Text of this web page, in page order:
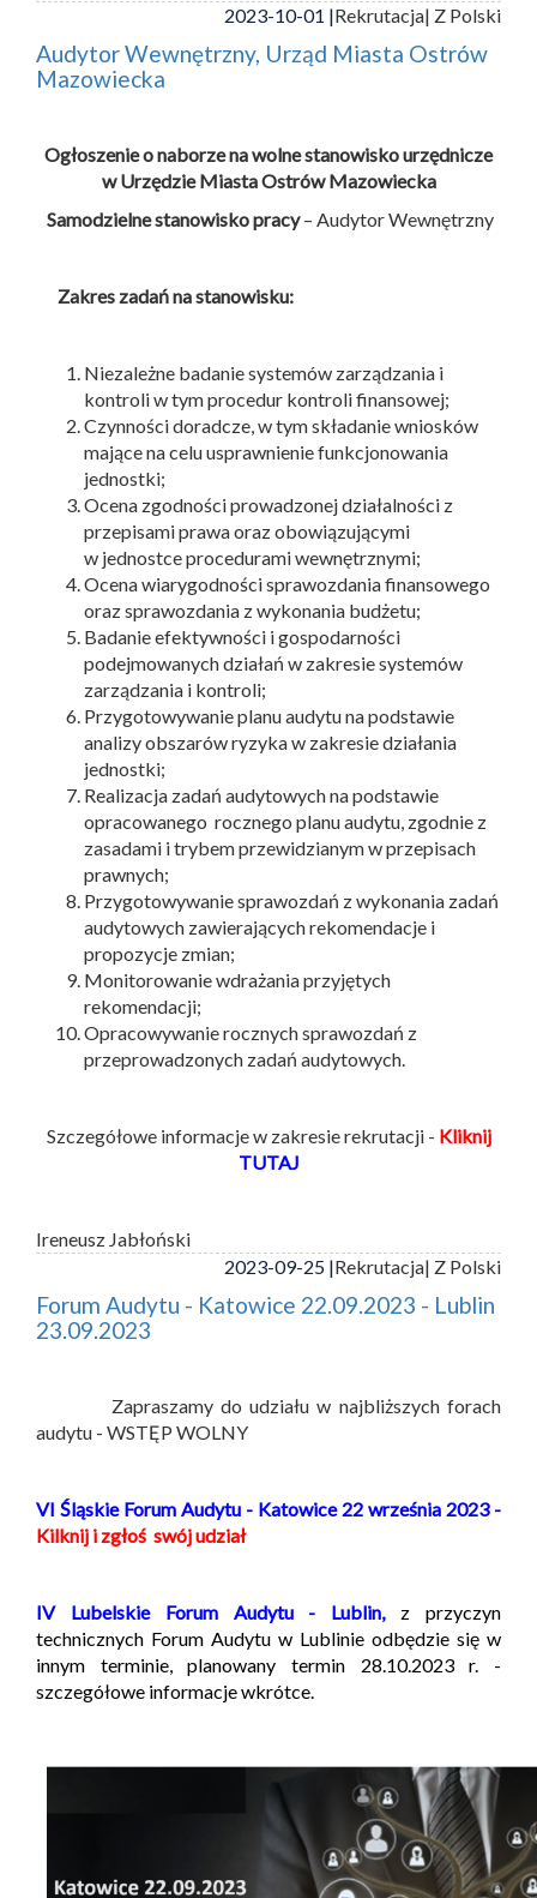
2023-10-01 |Rekrutacja| Z Polski
Audytor Wewnętrzny, Urząd Miasta Ostrów
Mazowiecka
Ogłoszenie o naborze na wolne stanowisko urzędnicze
w Urzędzie Miasta Ostrów Mazowiecka
Samodzielne stanowisko pracy– Audytor Wewnętrzny
Zakres zadań na stanowisku:
Niezależne badanie systemów zarządzania i
kontroli w tym procedur kontroli finansowej;
Czynności doradcze, w tym składanie wniosków
mające na celu usprawnienie funkcjonowania
jednostki;
Ocena zgodności prowadzonej działalności z
przepisami prawa oraz obowiązującymi
w jednostce procedurami wewnętrznymi;
Ocena wiarygodności sprawozdania finansowego
oraz sprawozdania z wykonania budżetu;
Badanie efektywności i gospodarności
podejmowanych działań w zakresie systemów
zarządzania i kontroli;
Przygotowywanie planu audytu na podstawie
analizy obszarów ryzyka w zakresie działania
jednostki;
Realizacja zadań audytowych na podstawie
opracowanego rocznego planu audytu, zgodnie z
zasadami i trybem przewidzianym w przepisach
prawnych;
Przygotowywanie sprawozdań z wykonania zadań
audytowych zawierających rekomendacje i
propozycje zmian;
Monitorowanie wdrażania przyjętych
rekomendacji;
Opracowywanie rocznych sprawozdań z
przeprowadzonych zadań audytowych.
Szczegółowe informacje w zakresie rekrutacji - Kliknij
TUTAJ
Ireneusz Jabłoński
2023-09-25 |Rekrutacja| Z Polski
Forum Audytu - Katowice 22.09.2023 - Lublin
23.09.2023
Zapraszamy do udziału w najbliższych forach
audytu - WSTĘP WOLNY
VI Śląskie Forum Audytu - Katowice 22 września 2023 -
Kilknij i zgłoś swój udział
IV Lubelskie Forum Audytu - Lublin,
z przyczyn
technicznych Forum Audytu w Lublinie odbędzie się w
innym terminie, planowany termin 28.10.2023 r. -
szczegółowe informacje wkrótce.